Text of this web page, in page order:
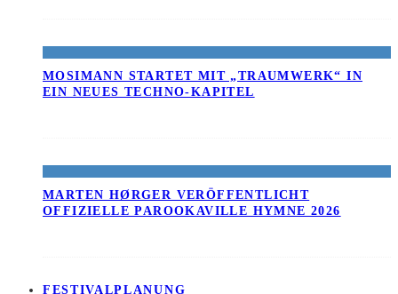
MOSIMANN STARTET MIT „TRAUMWERK“ IN
EIN NEUES TECHNO-KAPITEL
MARTEN HØRGER VERÖFFENTLICHT
OFFIZIELLE PAROOKAVILLE HYMNE 2026
FESTIVALPLANUNG